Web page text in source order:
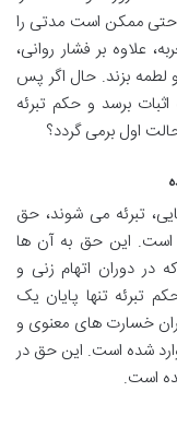
و حتی ممکن است مدتی را
علاوه بر فشار روانی،
لطمه بزند. حال اگر پس
برسد و حکم تبرئه
اول برمی گردد؟
تبرئه می شوند، حق
است. این حق به آن ها
در دوران اتهام زنی و
تبرئه تنها پایان یک
خسارت های معنوی و
شده است. این حق در